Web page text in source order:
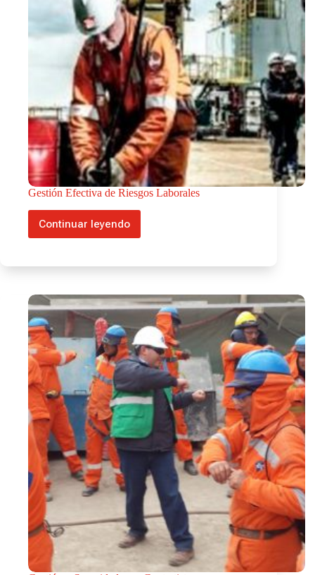
Gestión Efectiva de Riesgos Laborales
Continuar leyendo
Gestión
Efectiva
Riesgos